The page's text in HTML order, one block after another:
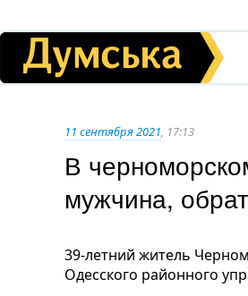
11 сентября 2021, 17:13
В
мужчина,
39-летний житель
Одесского районного